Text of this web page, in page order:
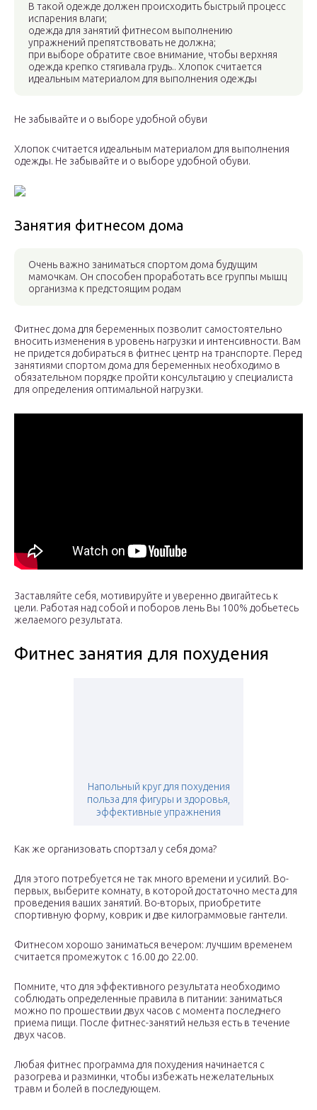
В такой одежде должен происходить быстрый процесс
испарения влаги;
одежда для занятий фитнесом выполнению
упражнений препятствовать не должна;
при выборе обратите свое внимание, чтобы верхняя
одежда крепко стягивала грудь.. Хлопок считается
идеальным материалом для выполнения одежды
Не забывайте и о выборе удобной обуви
Хлопок считается идеальным материалом для выполнения
одежды. Не забывайте и о выборе удобной обуви.
Занятия фитнесом дома
Очень важно заниматься спортом дома будущим
мамочкам. Он способен проработать все группы мышц
организма к предстоящим родам
Фитнес дома для беременных позволит самостоятельно
вносить изменения в уровень нагрузки и интенсивности. Вам
не придется добираться в фитнес центр на транспорте. Перед
занятиями спортом дома для беременных необходимо в
обязательном порядке пройти консультацию у специалиста
для определения оптимальной нагрузки.
Заставляйте себя, мотивируйте и уверенно двигайтесь к
цели. Работая над собой и поборов лень Вы 100% добьетесь
желаемого результата.
Фитнес занятия для похудения
Напольный круг для похудения
польза для фигуры и здоровья,
эффективные упражнения
Как же организовать спортзал у себя дома?
Для этого потребуется не так много времени и усилий. Во-
первых, выберите комнату, в которой достаточно места для
проведения ваших занятий. Во-вторых, приобретите
спортивную форму, коврик и две килограммовые гантели.
Фитнесом хорошо заниматься вечером: лучшим временем
считается промежуток с 16.00 до 22.00.
Помните, что для эффективного результата необходимо
соблюдать определенные правила в питании: заниматься
можно по прошествии двух часов с момента последнего
приема пищи. После фитнес-занятий нельзя есть в течение
двух часов.
Любая фитнес программа для похудения начинается с
разогрева и разминки, чтобы избежать нежелательных
травм и болей в последующем.